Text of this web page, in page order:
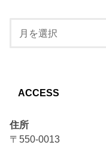
ACCESS
住所
〒550-0013